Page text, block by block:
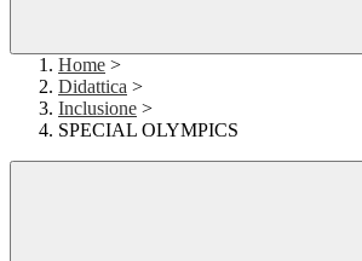
Home >
Didattica >
Inclusione >
SPECIAL OLYMPICS